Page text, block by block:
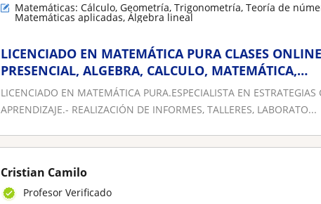
Matemáticas: Cálculo, Geometría, Trigonometría, Teoría de
Matemáticas aplicadas, Álgebra lineal
LICENCIADO EN MATEMÁTICA PURA CLASES
PRESENCIAL, ALGEBRA, CALCULO, MATEMÁTICA,
GEOMETRÍA, QUÍMICA, FÍSICA, ESTADÍSTICA
LICENCIADO EN MATEMÁTICA PURA.ESPECIALISTA EN ESTRATEGIAS
APRENDIZAJE.- REALIZACIÓN DE INFORMES, TALLERES, LABORATO...
Cristian Camilo
Profesor Verificado